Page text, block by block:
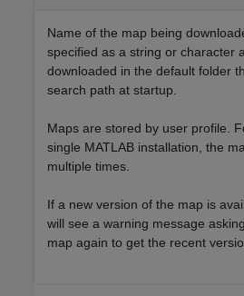
Name of the map being
specified as a string or character
downloaded in the default folder
search path at startup.
Maps are stored by user profile.
single MATLAB installation, the
multiple times.
If a new version of the map is
will see a warning message
map again to get the recent